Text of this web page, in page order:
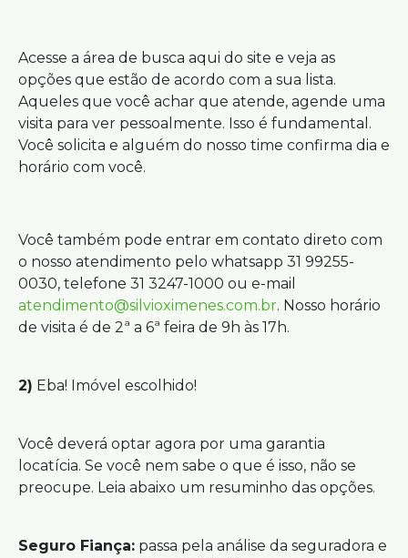
Acesse a área de busca aqui do site e veja as
opções que estão de acordo com a sua lista.
Aqueles que você achar que atende, agende uma
visita para ver pessoalmente. Isso é fundamental.
Você solicita e alguém do nosso time confirma dia e
horário com você.
Você também pode entrar em contato direto com
o nosso atendimento pelo whatsapp 31 99255-
0030, telefone 31 3247-1000 ou e-mail
atendimento@silvioximenes.com.br. Nosso horário
de visita é de 2ª a 6ª feira de 9h às 17h.
2) Eba! Imóvel escolhido!
Você deverá optar agora por uma garantia
locatícia. Se você nem sabe o que é isso, não se
preocupe. Leia abaixo um resuminho das opções.
Seguro Fiança: passa pela análise da seguradora e